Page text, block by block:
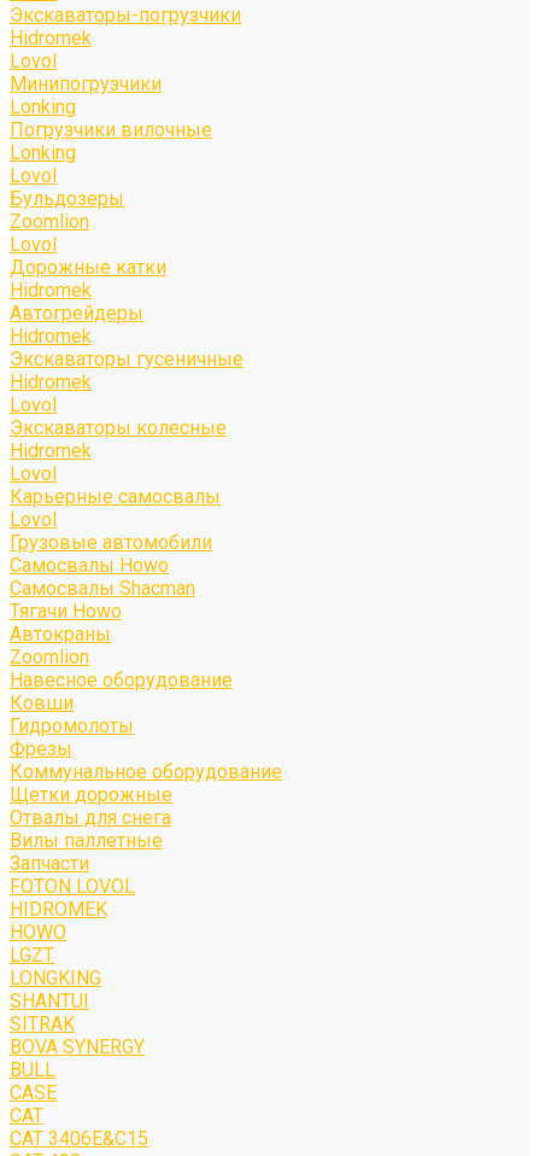
Экскаваторы-погрузчики
Hidromek
Lovol
Минипогрузчики
Lonking
Погрузчики вилочные
Lonking
Lovol
Бульдозеры
Zoomlion
Lovol
Дорожные катки
Hidromek
Автогрейдеры
Hidromek
Экскаваторы гусеничные
Hidromek
Lovol
Экскаваторы колесные
Hidromek
Lovol
Карьерные самосвалы
Lovol
Грузовые автомобили
Самосвалы Howo
Самосвалы Shacman
Тягачи Howo
Автокраны
Zoomlion
Навесное оборудование
Ковши
Гидромолоты
Фрезы
Коммунальное оборудование
Щетки дорожные
Отвалы для снега
Вилы паллетные
Запчасти
FOTON LOVOL
HIDROMEK
HOWO
LGZT
LONGKING
SHANTUI
SITRAK
BOVA SYNERGY
BULL
CASE
CAT
CAT 3406E&C15